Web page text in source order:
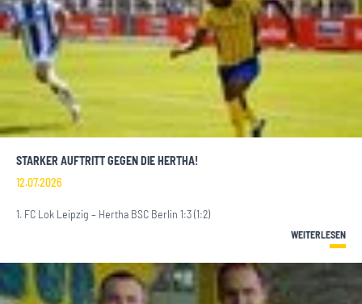
STARKER AUFTRITT GEGEN DIE HERTHA!
12.07.2026
1. FC Lok Leipzig – Hertha BSC Berlin 1:3 (1:2)
WEITERLESEN